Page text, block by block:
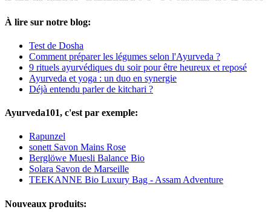
À lire sur notre blog:
Test de Dosha
Comment préparer les légumes selon l'Ayurveda ?
9 rituels ayurvédiques du soir pour être heureux et reposé
Ayurveda et yoga : un duo en synergie
Déjà entendu parler de kitchari ?
Ayurveda101, c'est par exemple:
Rapunzel
sonett Savon Mains Rose
Berglöwe Muesli Balance Bio
Solara Savon de Marseille
TEEKANNE Bio Luxury Bag - Assam Adventure
Nouveaux produits: